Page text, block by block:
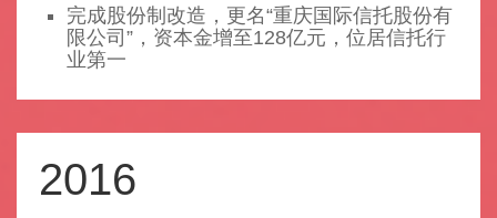
完成股份制改造，更名“重庆国际信托股份有
限公司”，资本金增至128亿元，位居信托行
业第一
2016